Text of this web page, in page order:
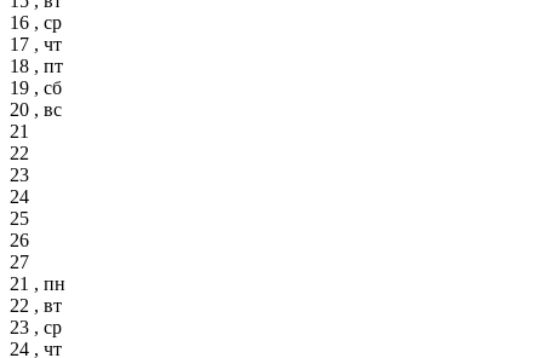
16 , ср
17 , чт
18 , пт
19 , сб
20 , вс
21
22
23
24
25
26
27
21 , пн
22 , вт
23 , ср
24 , чт